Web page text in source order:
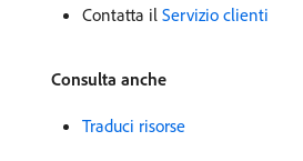
Contatta il Servizio clienti
Consulta anche
Traduci risorse